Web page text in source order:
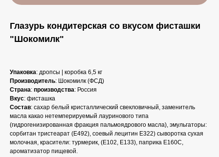
Глазурь кондитерская со вкусом фисташки
"Шокомилк"
Упаковка: дропсы | коробка 6,5 кг
Производитель: Шокомилк (ФСД)
Страна: производства: Россия
Вкус: фисташка
Состав: сахар белый кристаллический свекловичный, заменитель
масла какао нетемперируемый лауринового типа
(гидрогенизированная фракция пальмоядрового масла), эмульгаторы:
сорбитан тристеарат (E492), соевый лецитин Е322) сыворотка сухая
молочная, красители: турмерик, (E102, E133), паприка E160C,
ароматизатор пищевой.